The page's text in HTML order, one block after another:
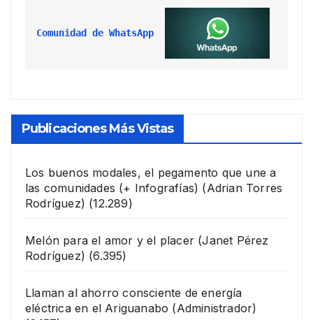
Comunidad de WhatsApp
Publicaciones Más Vistas
Los buenos modales, el pegamento que une a
las comunidades (+ Infografías) (Adrian Torres
Rodríguez) (12.289)
Melón para el amor y el placer (Janet Pérez
Rodríguez) (6.395)
Llaman al ahorro consciente de energía
eléctrica en el Ariguanabo (Administrador)